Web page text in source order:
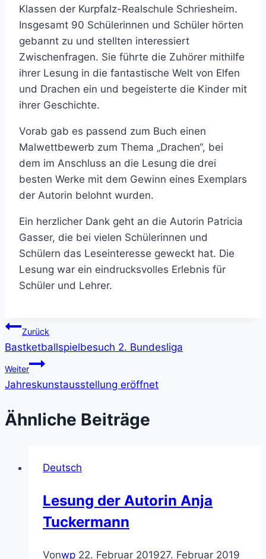
Klassen der Kurpfalz-Realschule Schriesheim.
Insgesamt 90 Schülerinnen und Schüler hörten
gebannt zu und stellten interessiert
Zwischenfragen. Sie führte die Zuhörer mithilfe
ihrer Lesung in die fantastische Welt von Elfen
und Drachen ein und begeisterte die Kinder mit
ihrer Geschichte.
Vorab gab es passend zum Buch einen
Malwettbewerb zum Thema „Drachen“, bei
dem im Anschluss an die Lesung die drei
besten Werke mit dem Gewinn eines Exemplars
der Autorin belohnt wurden.
Ein herzlicher Dank geht an die Autorin Patricia
Gasser, die bei vielen Schülerinnen und
Schülern das Leseinteresse geweckt hat. Die
Lesung war ein eindrucksvolles Erlebnis für
Schüler und Lehrer.
Beitragsnavigation
Zurück
Bastketballspielbesuch 2. Bundesliga
Weiter
Jahreskunstausstellung eröffnet
Ähnliche Beiträge
Deutsch
Lesung der Autorin Anja
Tuckermann
Vonwp 22. Februar 201927. Februar 2019